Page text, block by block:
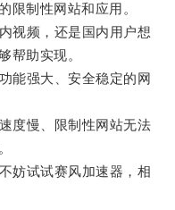
限制性网站和应用。
频，还是国内用户想
帮助实现。
强大、安全稳定的网
慢、限制性网站无法
试试赛风加速器，相